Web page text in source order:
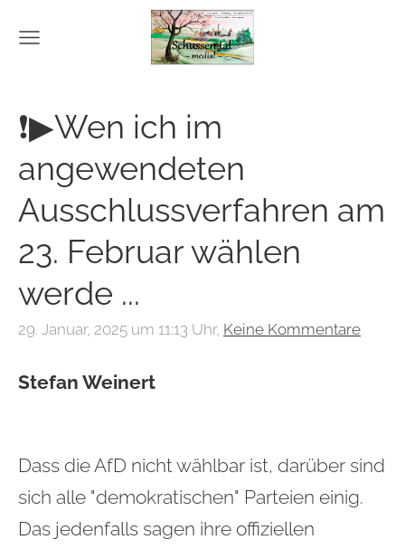
❗▶Wen ich im
angewendeten
Ausschlussverfahren am
23. Februar wählen
werde ...
29. Januar, 2025 um 11:13 Uhr, Keine Kommentare
Stefan Weinert
Dass die AfD nicht wählbar ist, darüber sind
sich alle "demokratischen" Parteien einig.
Das jedenfalls sagen ihre offiziellen